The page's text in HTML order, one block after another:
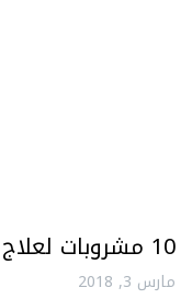
10 مشروبات لعلاج القولون العصبي
مارس 3, 2018